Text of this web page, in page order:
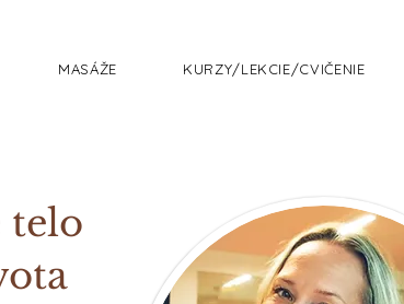
MASÁŽE KURZY/LEKCIE/CVIČENIE
telo